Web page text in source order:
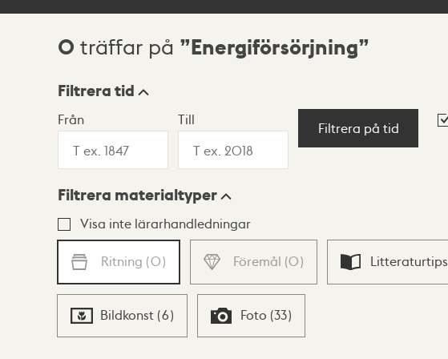
Sökresultat
0 träffar på Energiförsörjning
Visningsläge
Lista Karta
Filtrera tid
Från Till
Filtrera på tid
Filtrera materialtyper
Visa inte lärarhandledningar
Ritning (0) Föremål (0) Litteraturtips
Bildkonst (6) Foto (33)